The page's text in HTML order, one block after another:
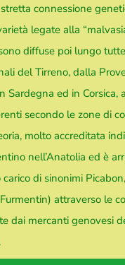
connessione
legate alla
diffuse poi lungo
del Tirreno, dalla
Sardegna ed in Corsica,
secondo le zone di
molto accreditata
nell’Anatolia ed è
carico di sinonimi
attraverso le
dai mercanti genovesi